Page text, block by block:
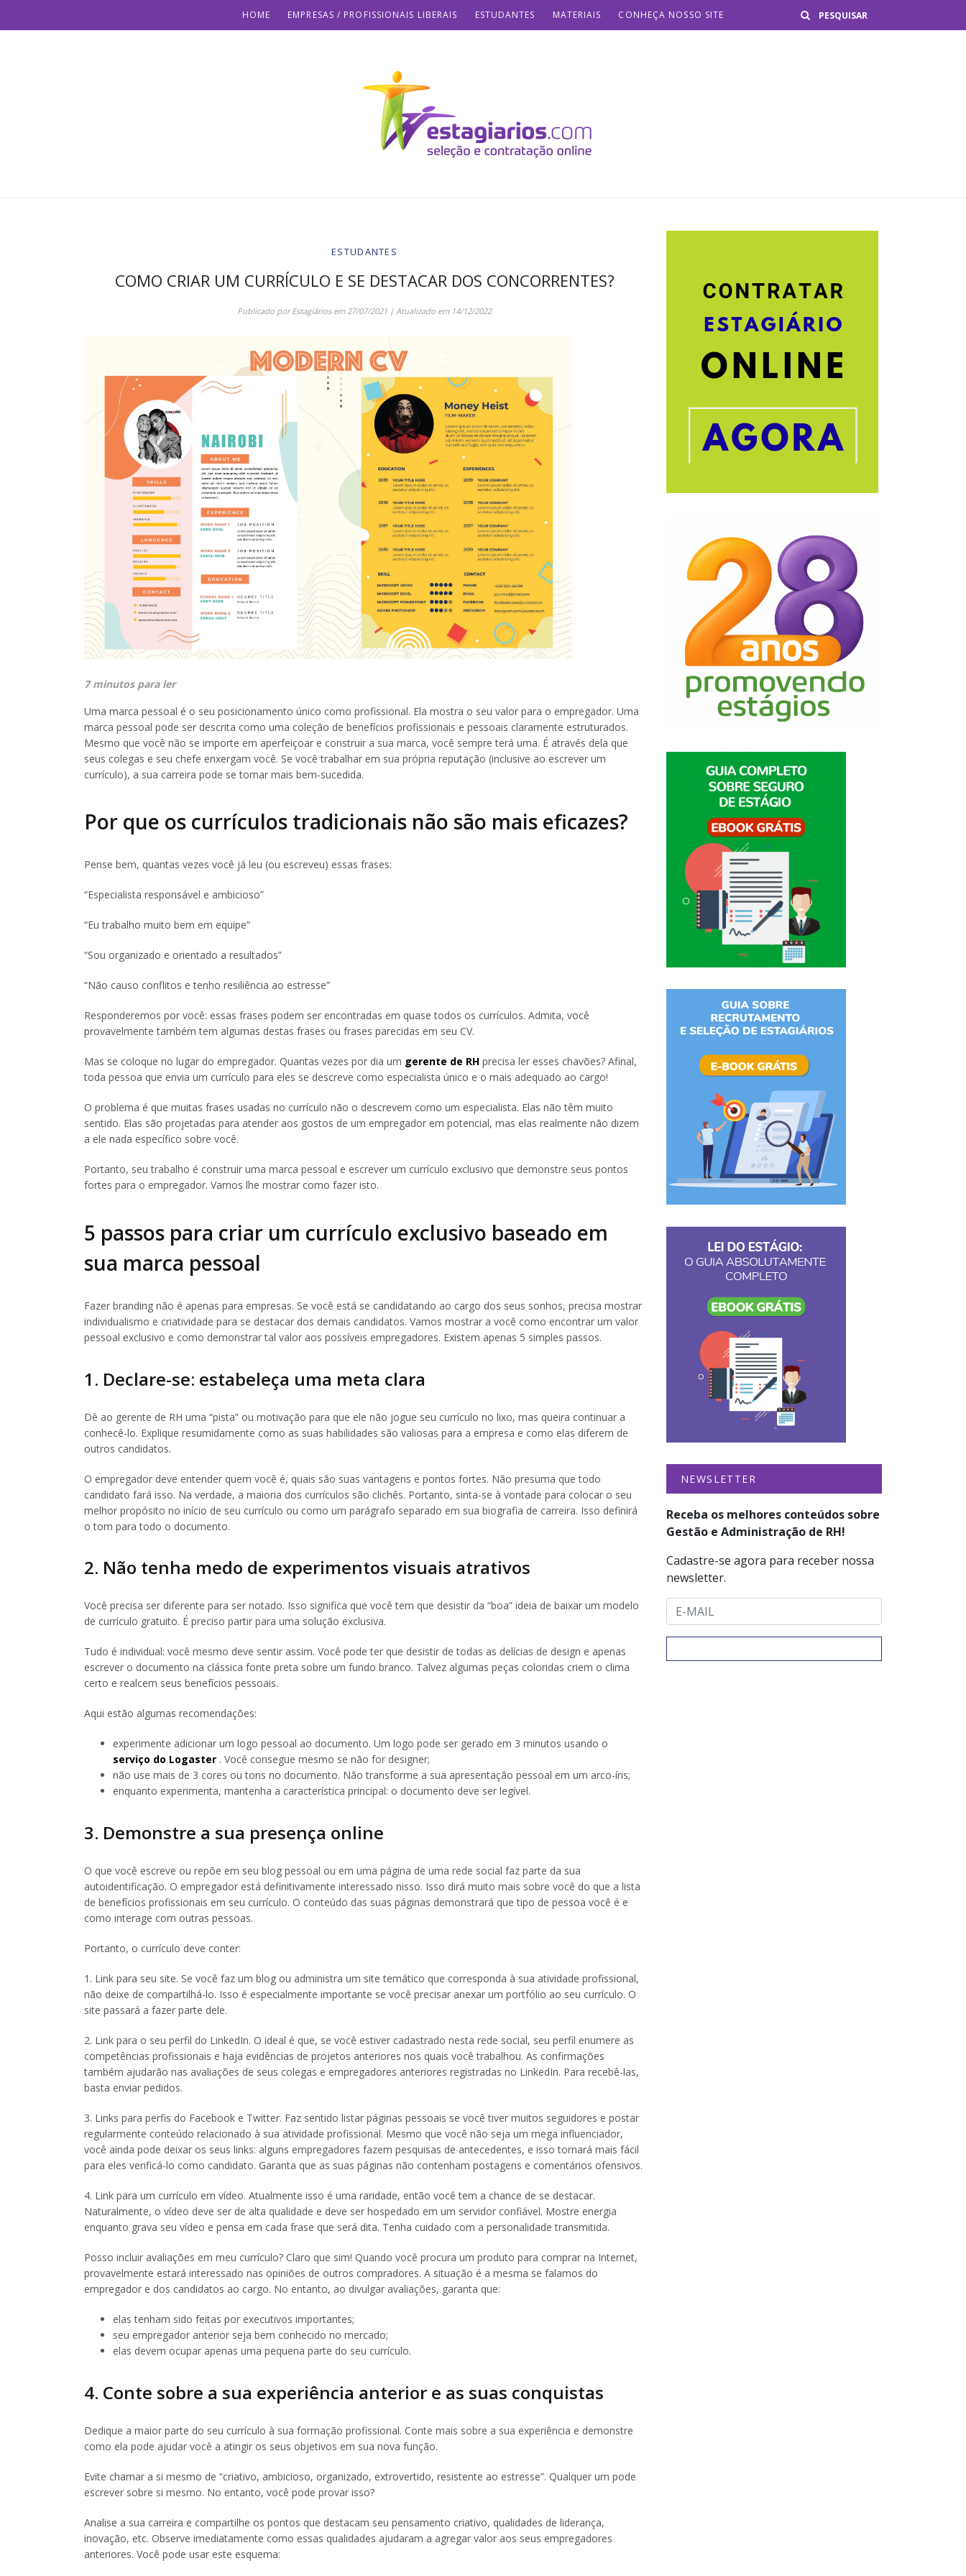
HOME EMPRESAS / PROFISSIONAIS LIBERAIS ESTUDANTES MATERIAIS CONHEÇA NOSSO SITE Buscar
ESTUDANTES
COMO CRIAR UM CURRÍCULO E SE DESTACAR DOS CONCORRENTES?
Publicado porEstagiáriosem27/07/2021 | Atualizado em 14/12/2022
7 minutos para ler
Uma marca pessoal é o seu posicionamento único como profissional. Ela mostra o seu valor para o empregador. Uma
marca pessoal pode ser descrita como uma coleção de benefícios profissionais e pessoais claramente estruturados.
Mesmo que você não se importe em aperfeiçoar e construir a sua marca, você sempre terá uma. É através dela que
seus colegas e seu chefe enxergam você. Se você trabalhar em sua própria reputação (inclusive ao escrever um
currículo), a sua carreira pode se tornar mais bem-sucedida.
Por que os currículos tradicionais não são mais eficazes?
Pense bem, quantas vezes você já leu (ou escreveu) essas frases:
“Especialista responsável e ambicioso”
“Eu trabalho muito bem em equipe”
“Sou organizado e orientado a resultados”
“Não causo conflitos e tenho resiliência ao estresse”
Responderemos por você: essas frases podem ser encontradas em quase todos os currículos. Admita, você
provavelmente também tem algumas destas frases ou frases parecidas em seu CV.
Mas se coloque no lugar do empregador. Quantas vezes por dia um gerente de RH precisa ler esses chavões? Afinal,
toda pessoa que envia um currículo para eles se descreve como especialista único e o mais adequado ao cargo!
O problema é que muitas frases usadas no currículo não o descrevem como um especialista. Elas não têm muito
sentido. Elas são projetadas para atender aos gostos de um empregador em potencial, mas elas realmente não dizem
a ele nada específico sobre você.
Portanto, seu trabalho é construir uma marca pessoal e escrever um currículo exclusivo que demonstre seus pontos
fortes para o empregador. Vamos lhe mostrar como fazer isto.
5 passos para criar um currículo exclusivo baseado em
sua marca pessoal
Fazer branding não é apenas para empresas. Se você está se candidatando ao cargo dos seus sonhos, precisa mostrar
individualismo e criatividade para se destacar dos demais candidatos. Vamos mostrar a você como encontrar um valor
pessoal exclusivo e como demonstrar tal valor aos possíveis empregadores. Existem apenas 5 simples passos.
1. Declare-se: estabeleça uma meta clara
Dê ao gerente de RH uma “pista” ou motivação para que ele não jogue seu currículo no lixo, mas queira continuar a
conhecê-lo. Explique resumidamente como as suas habilidades são valiosas para a empresa e como elas diferem de
outros candidatos.
O empregador deve entender quem você é, quais são suas vantagens e pontos fortes. Não presuma que todo
candidato fará isso. Na verdade, a maioria dos currículos são clichês. Portanto, sinta-se à vontade para colocar o seu
melhor propósito no início de seu currículo ou como um parágrafo separado em sua biografia de carreira. Isso definirá
o tom para todo o documento.
2. Não tenha medo de experimentos visuais atrativos
Você precisa ser diferente para ser notado. Isso significa que você tem que desistir da “boa” ideia de baixar um modelo
de currículo gratuito. É preciso partir para uma solução exclusiva.
Tudo é individual: você mesmo deve sentir assim. Você pode ter que desistir de todas as delícias de design e apenas
escrever o documento na clássica fonte preta sobre um fundo branco. Talvez algumas peças coloridas criem o clima
certo e realcem seus benefícios pessoais.
Aqui estão algumas recomendações:
experimente adicionar um logo pessoal ao documento. Um logo pode ser gerado em 3 minutos usando o
serviço do Logaster . Você consegue mesmo se não for designer;
não use mais de 3 cores ou tons no documento. Não transforme a sua apresentação pessoal em um arco-íris;
enquanto experimenta, mantenha a característica principal: o documento deve ser legível.
3. Demonstre a sua presença online
O que você escreve ou repõe em seu blog pessoal ou em uma página de uma rede social faz parte da sua
autoidentificação. O empregador está definitivamente interessado nisso. Isso dirá muito mais sobre você do que a lista
de benefícios profissionais em seu currículo. O conteúdo das suas páginas demonstrará que tipo de pessoa você é e
como interage com outras pessoas.
Portanto, o currículo deve conter:
1. Link para seu site. Se você faz um blog ou administra um site temático que corresponda à sua atividade profissional,
não deixe de compartilhá-lo. Isso é especialmente importante se você precisar anexar um portfólio ao seu currículo. O
site passará a fazer parte dele.
2. Link para o seu perfil do LinkedIn. O ideal é que, se você estiver cadastrado nesta rede social, seu perfil enumere as
competências profissionais e haja evidências de projetos anteriores nos quais você trabalhou. As confirmações
também ajudarão nas avaliações de seus colegas e empregadores anteriores registradas no LinkedIn. Para recebê-las,
basta enviar pedidos.
3. Links para perfis do Facebook e Twitter. Faz sentido listar páginas pessoais se você tiver muitos seguidores e postar
regularmente conteúdo relacionado à sua atividade profissional. Mesmo que você não seja um mega influenciador,
você ainda pode deixar os seus links: alguns empregadores fazem pesquisas de antecedentes, e isso tornará mais fácil
para eles verificá-lo como candidato. Garanta que as suas páginas não contenham postagens e comentários ofensivos.
4. Link para um currículo em vídeo. Atualmente isso é uma raridade, então você tem a chance de se destacar.
Naturalmente, o vídeo deve ser de alta qualidade e deve ser hospedado em um servidor confiável. Mostre energia
enquanto grava seu vídeo e pensa em cada frase que será dita. Tenha cuidado com a personalidade transmitida.
Posso incluir avaliações em meu currículo? Claro que sim! Quando você procura um produto para comprar na Internet,
provavelmente estará interessado nas opiniões de outros compradores. A situação é a mesma se falamos do
empregador e dos candidatos ao cargo. No entanto, ao divulgar avaliações, garanta que:
elas tenham sido feitas por executivos importantes;
seu empregador anterior seja bem conhecido no mercado;
elas devem ocupar apenas uma pequena parte do seu currículo.
4. Conte sobre a sua experiência anterior e as suas conquistas
Dedique a maior parte do seu currículo à sua formação profissional. Conte mais sobre a sua experiência e demonstre
como ela pode ajudar você a atingir os seus objetivos em sua nova função.
Evite chamar a si mesmo de “criativo, ambicioso, organizado, extrovertido, resistente ao estresse”. Qualquer um pode
escrever sobre si mesmo. No entanto, você pode provar isso?
Analise a sua carreira e compartilhe os pontos que destacam seu pensamento criativo, qualidades de liderança,
inovação, etc. Observe imediatamente como essas qualidades ajudaram a agregar valor aos seus empregadores
anteriores. Você pode usar este esquema:
NEWSLETTER
Receba os melhores conteúdos sobre
Gestão e Administração de RH!
Cadastre-se agora para receber nossa
newsletter.